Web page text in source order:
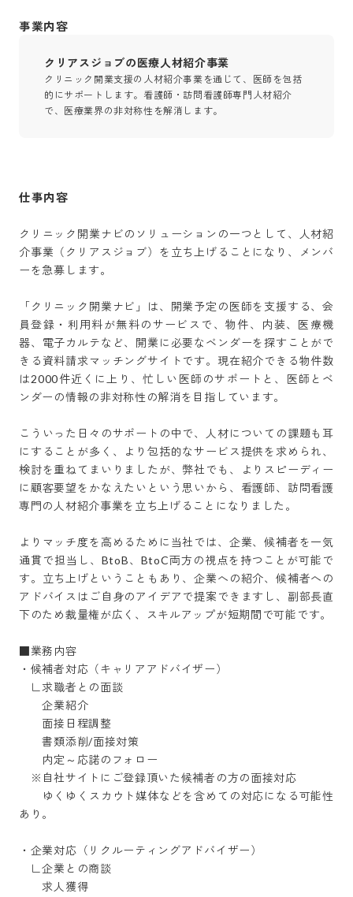
事業内容
クリアスジョブの医療人材紹介事業
クリニック開業支援の人材紹介事業を通じて、医師を包括
的にサポートします。看護師・訪問看護師専門人材紹介
で、医療業界の非対称性を解消します。
仕事内容
クリニック開業ナビのソリューションの一つとして、人材紹
介事業（クリアスジョブ）を立ち上げることになり、メンバ
ーを急募します。
「クリニック開業ナビ」は、開業予定の医師を支援する、会
員登録・利用料が無料のサービスで、物件、内装、医療機
器、電子カルテなど、開業に必要なベンダーを探すことがで
きる資料請求マッチングサイトです。現在紹介できる物件数
は2000件近くに上り、忙しい医師のサポートと、医師とベ
ンダーの情報の非対称性の解消を目指しています。
こういった日々のサポートの中で、人材についての課題も耳
にすることが多く、より包括的なサービス提供を求められ、
検討を重ねてまいりましたが、弊社でも、よりスピーディー
に顧客要望をかなえたいという思いから、看護師、訪問看護
専門の人材紹介事業を立ち上げることになりました。
よりマッチ度を高めるために当社では、企業、候補者を一気
通貫で担当し、BtoB、BtoC両方の視点を持つことが可能で
す。立ち上げということもあり、企業への紹介、候補者への
アドバイスはご自身のアイデアで提案できますし、副部長直
下のため裁量権が広く、スキルアップが短期間で可能です。
■業務内容
・候補者対応（キャリアアドバイザー）
∟求職者との面談
企業紹介
面接日程調整
書類添削/面接対策
内定～応諾のフォロー
※自社サイトにご登録頂いた候補者の方の面接対応
ゆくゆくスカウト媒体などを含めての対応になる可能性
あり。
・企業対応（リクルーティングアドバイザー）
∟企業との商談
求人獲得